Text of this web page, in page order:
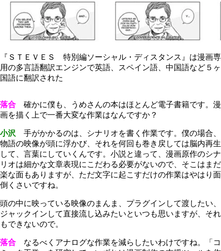
『ＳＴＥＶＥＳ 特別編ソーシャル・ディスタンス』は漫画専
用の多言語翻訳エンジンで英語、スペイン語、中国語など５ヶ
国語に翻訳された
落合 確かに僕も、うめさんの本はほとんど電子書籍です。漫
画を描く上で一番大変な作業はなんですか？
小沢 手がかかるのは、シナリオを書く作業です。僕の場合、
物語の映像が頭に浮かび、それを何回も巻き戻しては脳内再生
して、言葉にしていくんです。小説と違って、漫画原作のシナ
リオは細かな文章表現にこだわる必要がないので、そこはまだ
楽な面もありますが、ただ文字に起こすだけの作業はやはり面
倒くさいですね。
頭の中に映っている映像のまんま、プラグインして渡したい、
ジャックインして直接流し込みたいといつも思いますが、それ
もできないので。
落合 なるべくアナログな作業を減らしたいわけですね。「コ